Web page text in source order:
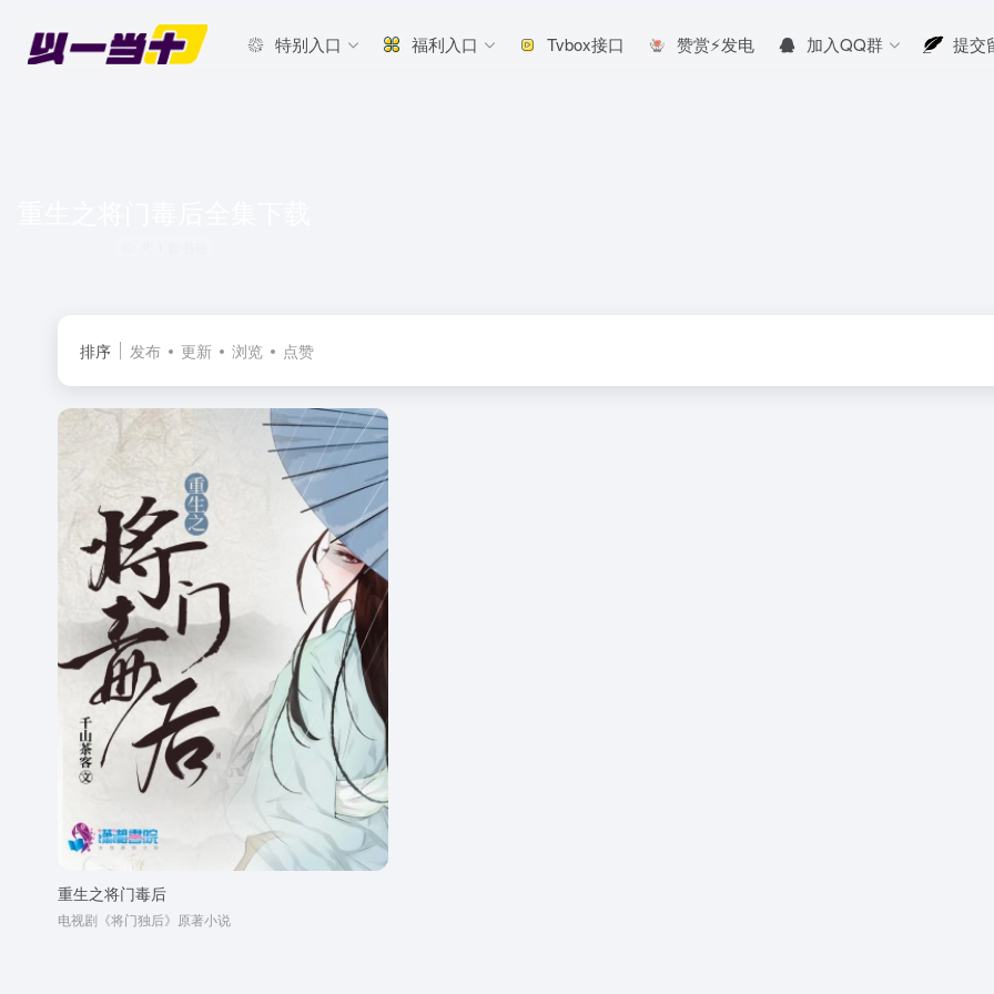
特别入口 福利入口 Tvbox接口 赞赏⚡发电 加入QQ群 提交
排序 发布 更新 浏览 点赞
重生之将门毒后
电视剧《将门独后》原著小说